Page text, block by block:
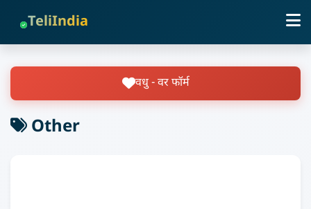
TeliIndia
वधु - वर फॉर्म
Other